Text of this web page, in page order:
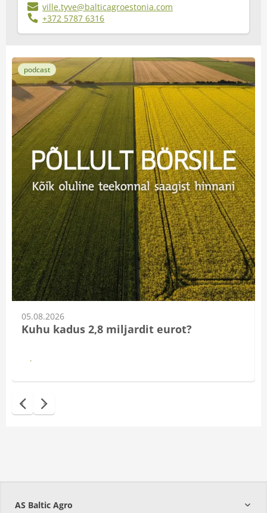
ville.tyve@balticagroestonia.com
+372 5787 6316
podcast
05.08.2026
Kuhu kadus 2,8 miljardit eurot?
Loe
AS Baltic Agro